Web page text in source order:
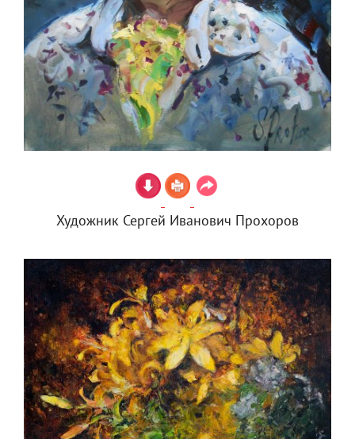
Художник Сергей Иванович Прохоров